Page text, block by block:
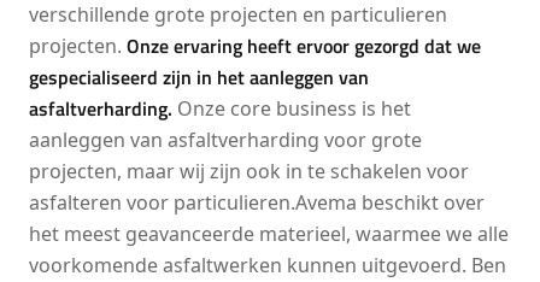
verschillende grote projecten en particulieren
projecten. Onze ervaring heeft ervoor gezorgd dat we
gespecialiseerd zijn in het aanleggen van
asfaltverharding. Onze core business is het
aanleggen van asfaltverharding voor grote
projecten, maar wij zijn ook in te schakelen voor
asfalteren voor particulieren.Avema beschikt over
het meest geavanceerde materieel, waarmee we alle
voorkomende asfaltwerken kunnen uitgevoerd. Ben